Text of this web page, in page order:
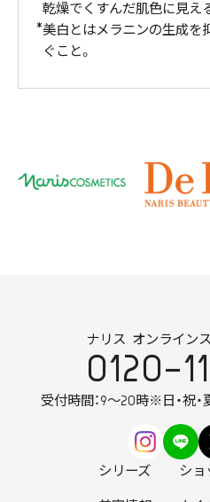
乾燥でくすんだ肌色に見え
美白とはメラニンの生成を
ぐこと。
ナリス オンライン
0120-
受付時間：9～20時※日・祝・
シリーズ ショ